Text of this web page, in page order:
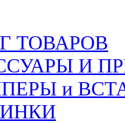
ТОВАРОВ
И
и